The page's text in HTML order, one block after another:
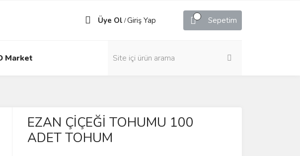
Üye Ol /Giriş Yap Sepetim
Market
EZAN ÇİÇEĞİ TOHUMU 100
ADET TOHUM